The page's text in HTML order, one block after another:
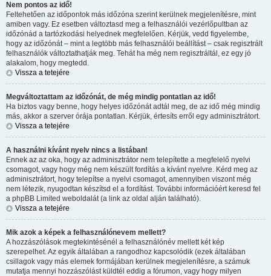
Nem pontos az idő!
Feltehetően az időpontok más időzóna szerint kerülnek megjelenítésre, mint
amiben vagy. Ez esetben változtasd meg a felhasználói vezérlőpultban az
időzónád a tartózkodási helyednek megfelelően. Kérjük, vedd figyelembe,
hogy az időzónát – mint a legtöbb más felhasználói beállítást – csak regisztrált
felhasználók változtathatják meg. Tehát ha még nem regisztráltál, ez egy jó
alakalom, hogy megtedd.
Vissza a tetejére
Megváltoztattam az időzónát, de még mindig pontatlan az idő!
Ha biztos vagy benne, hogy helyes időzónát adtál meg, de az idő még mindig
más, akkor a szerver órája pontatlan. Kérjük, értesíts erről egy adminisztrátort.
Vissza a tetejére
A használni kívánt nyelv nincs a listában!
Ennek az az oka, hogy az adminisztrátor nem telepítette a megfelelő nyelvi
csomagot, vagy hogy még nem készült fordítás a kívánt nyelvre. Kérd meg az
adminisztrátort, hogy telepítse a nyelvi csomagot, amennyiben viszont még
nem létezik, nyugodtan készítsd el a fordítást. További információért keresd fel
a phpBB Limited weboldalát (a link az oldal alján található).
Vissza a tetejére
Mik azok a képek a felhasználónevem mellett?
A hozzászólások megtekintésénél a felhasználónév mellett két kép
szerepelhet. Az egyik általában a rangodhoz kapcsolódik (ezek általában
csillagok vagy más elemek formájában kerülnek megjelenítésre, a számuk
mutatja mennyi hozzászólást küldtél eddig a fórumon, vagy hogy milyen